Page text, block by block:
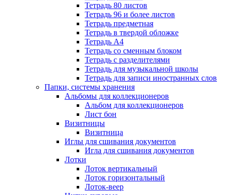
Тетрадь 80 листов
Тетрадь 96 и более листов
Тетрадь предметная
Тетрадь в твердой обложке
Тетрадь А4
Тетрадь со сменным блоком
Тетрадь с разделителями
Тетрадь для музыкальной школы
Тетрадь для записи иностранных слов
Папки, системы хранения
Альбомы для коллекционеров
Альбом для коллекционеров
Лист бон
Визитницы
Визитница
Иглы для сшивания документов
Игла для сшивания документов
Лотки
Лоток вертикальный
Лоток горизонтальный
Лоток-веер